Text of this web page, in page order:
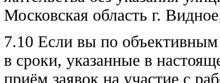
Московская область г.
7.10 Если вы по объективным
в сроки, указанные в
приём заявок на участие с